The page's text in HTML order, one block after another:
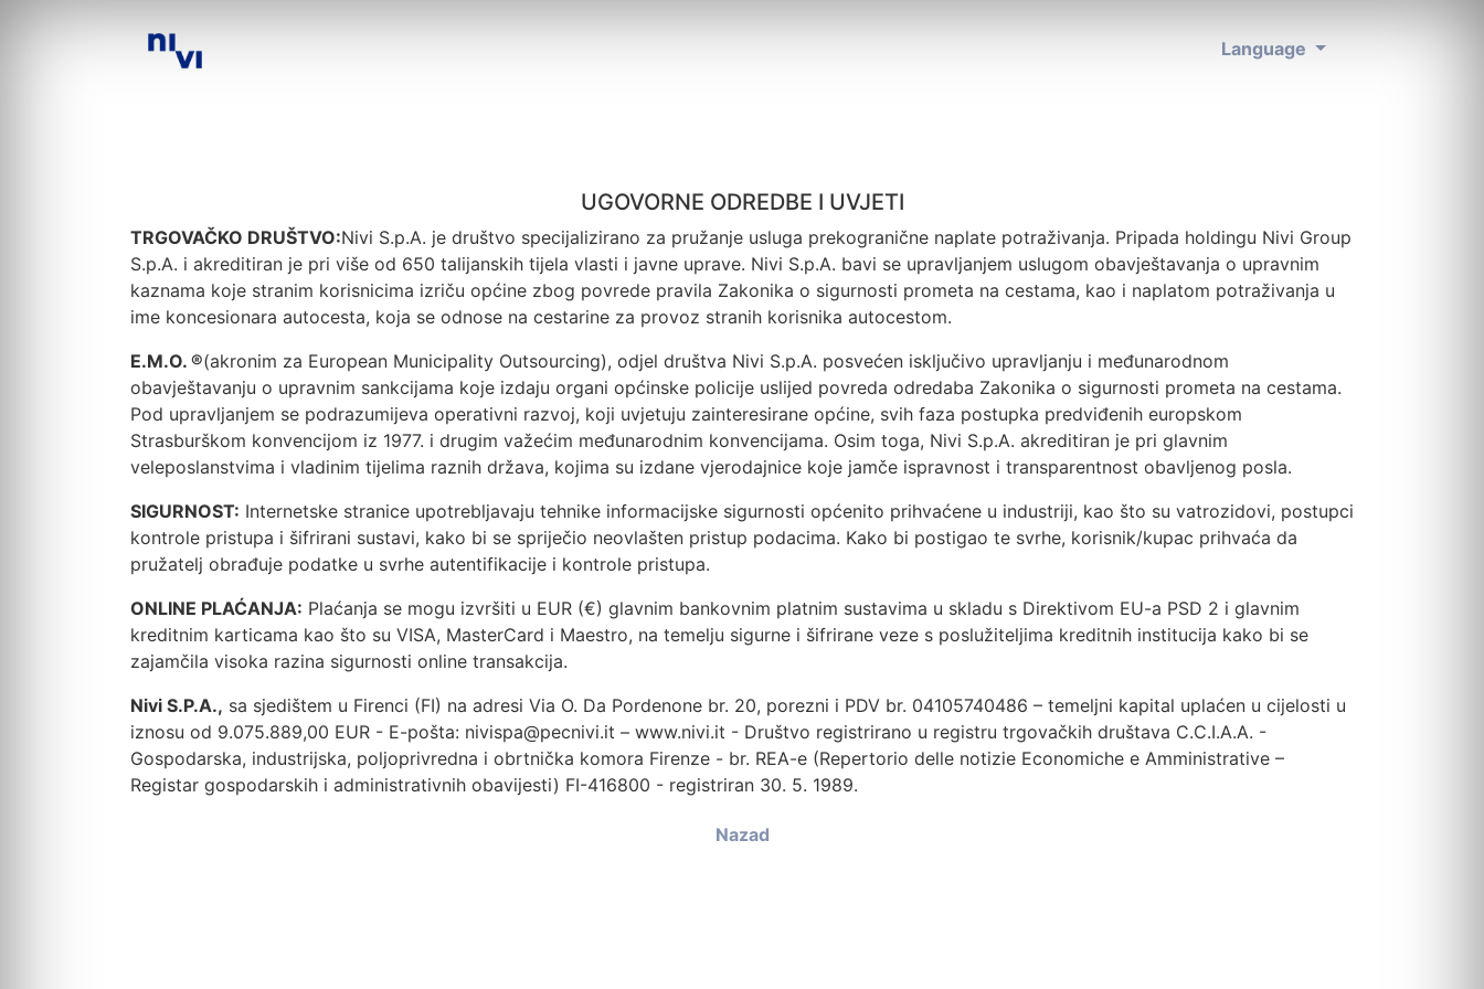
Language
UGOVORNE ODREDBE I UVJETI
TRGOVAČKO DRUŠTVO:Nivi S.p.A. je društvo specijalizirano za pružanje usluga prekogranične naplate potraživanja. Pripada holdingu Nivi Group
S.p.A. i akreditiran je pri više od 650 talijanskih tijela vlasti i javne uprave. Nivi S.p.A. bavi se upravljanjem uslugom obavještavanja o upravnim
kaznama koje stranim korisnicima izriču općine zbog povrede pravila Zakonika o sigurnosti prometa na cestama, kao i naplatom potraživanja u
ime koncesionara autocesta, koja se odnose na cestarine za provoz stranih korisnika autocestom.
E.M.O. ®(akronim za European Municipality Outsourcing), odjel društva Nivi S.p.A. posvećen isključivo upravljanju i međunarodnom
obavještavanju o upravnim sankcijama koje izdaju organi općinske policije uslijed povreda odredaba Zakonika o sigurnosti prometa na cestama.
Pod upravljanjem se podrazumijeva operativni razvoj, koji uvjetuju zainteresirane općine, svih faza postupka predviđenih europskom
Strasburškom konvencijom iz 1977. i drugim važećim međunarodnim konvencijama. Osim toga, Nivi S.p.A. akreditiran je pri glavnim
veleposlanstvima i vladinim tijelima raznih država, kojima su izdane vjerodajnice koje jamče ispravnost i transparentnost obavljenog posla.
SIGURNOST: Internetske stranice upotrebljavaju tehnike informacijske sigurnosti općenito prihvaćene u industriji, kao što su vatrozidovi, postupci
kontrole pristupa i šifrirani sustavi, kako bi se spriječio neovlašten pristup podacima. Kako bi postigao te svrhe, korisnik/kupac prihvaća da
pružatelj obrađuje podatke u svrhe autentifikacije i kontrole pristupa.
ONLINE PLAĆANJA: Plaćanja se mogu izvršiti u EUR (€) glavnim bankovnim platnim sustavima u skladu s Direktivom EU-a PSD 2 i glavnim
kreditnim karticama kao što su VISA, MasterCard i Maestro, na temelju sigurne i šifrirane veze s poslužiteljima kreditnih institucija kako bi se
zajamčila visoka razina sigurnosti online transakcija.
Nivi S.P.A., sa sjedištem u Firenci (FI) na adresi Via O. Da Pordenone br. 20, porezni i PDV br. 04105740486 – temeljni kapital uplaćen u cijelosti u
iznosu od 9.075.889,00 EUR - E-pošta: nivispa@pecnivi.it – www.nivi.it - Društvo registrirano u registru trgovačkih društava C.C.I.A.A. -
Gospodarska, industrijska, poljoprivredna i obrtnička komora Firenze - br. REA-e (Repertorio delle notizie Economiche e Amministrative –
Registar gospodarskih i administrativnih obavijesti) FI-416800 - registriran 30. 5. 1989.
Nazad